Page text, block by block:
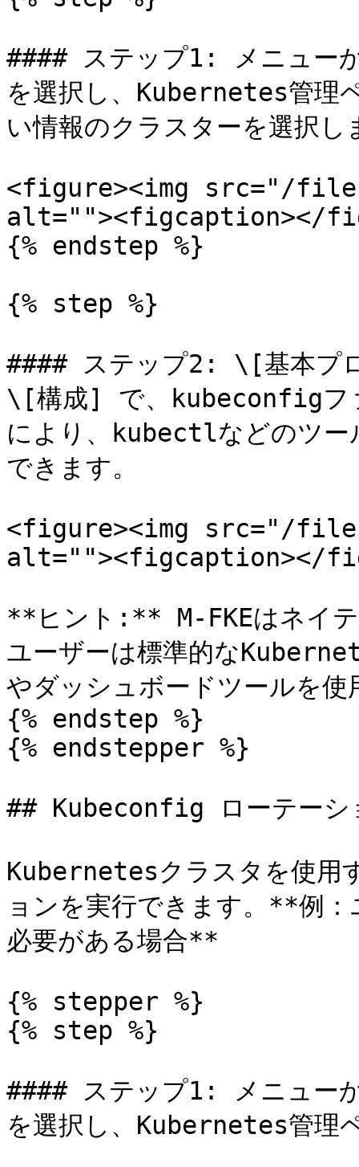
#### ステップ1: メニュー
を選択し、Kubernetes管理
い情報のクラスターを選択し
<figure><img src="/
alt=""><figcaption></
{% endstep %}
{% step %}
#### ステップ2: \[基本プ
\[構成] で、kubeconfigフ
により、kubectlなどのツー
できます。
<figure><img src="/files/
alt=""><figcaption></
**ヒント:** M-FKEはネイ
ユーザーは標準的な
やダッシュボードツールを
{% endstep %}
{% endstepper %}
## Kubeconfig ローテーシ
Kubernetesクラスタを使用
ョンを実行できます。**例
必要がある場合**
{% stepper %}
{% step %}
#### ステップ1: メニュー
を選択し、Kubernetes管理